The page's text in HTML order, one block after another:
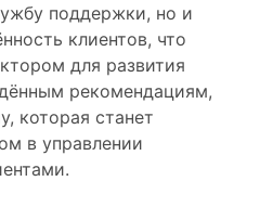
поддержки, но и
клиентов, что
для развития
рекомендациям,
которая станет
в управлении